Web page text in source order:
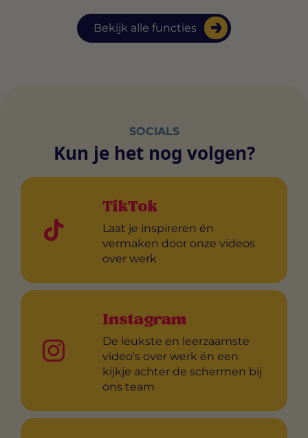
Bekijk alle functies
SOCIALS
Kun je het nog volgen?
TikTok
Laat je inspireren én
vermaken door onze videos
over werk
Instagram
De leukste en leerzaamste
video's over werk én een
kijkje achter de schermen bij
ons team